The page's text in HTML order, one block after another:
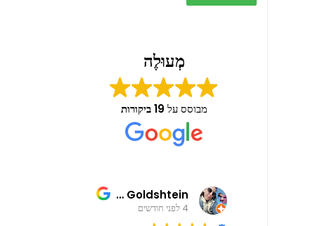
מְעוּלֶה
מבוסס על 19 ביקורות
Shani Goldshtein
4 לפני חודשים